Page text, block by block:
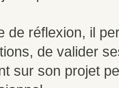
de réflexion, il
de valider
sur son projet